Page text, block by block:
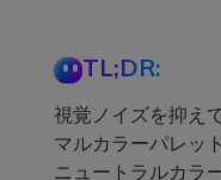
TL;DR:
視覚ノイズを抑え
マルカラーパレッ
ニュートラルカラ